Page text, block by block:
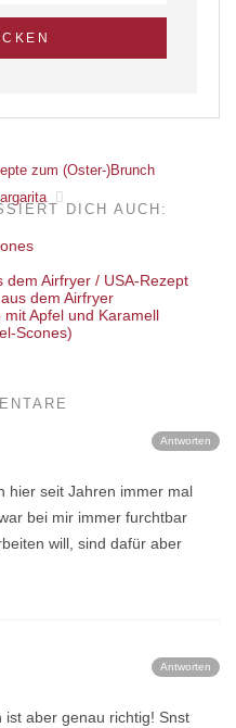
zum (Oster-)Brunch
DICH AUCH:
dem Airfryer
Scones)
Antworten
hier seit Jahren immer mal
bei mir immer furchtbar
will, sind dafür aber
Antworten
ist aber genau richtig! Snst